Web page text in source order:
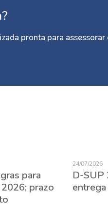
pronta para assessorar
para
prazo
24/07/2026
D-SUP